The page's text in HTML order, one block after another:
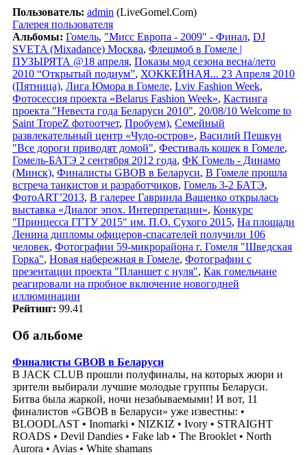
Пользователь: admin (LiveGomel.Com)
Галерея пользователя
Альбомы: Гомель, "Мисс Европа - 2009" - Финал, DJ
SVETA (Mixadance) Москва, Флешмоб в Гомеле |
ПУЗЫРЯТА @18 апреля, Показы мод сезона весна/лето
2010 “Открытый подиум”, ХОККЕЙНАЯ... 23 Апреля 2010
(Пятница), Лига Юмора в Гомеле, Lviv Fashion Week,
Фотосессия проекта «Belarus Fashion Week», Кастинга
проекта "Невеста года Беларуси 2010", 20/08/10 Welcome to
Saint TropeZ фотоотчет, Пробуем), Семейный
развлекательный центр «Чудо-остров», Василий Пешкун
"Все дороги приводят домой", Фестиваль кошек в Гомеле,
Гомель-БАТЭ 2 сентября 2012 года, ФК Гомель - Динамо
(Минск), Финалисты GBOB в Беларуси, В Гомеле прошла
встреча танкистов и разработчиков, Гомель 3-2 БАТЭ,
ФотоART’2013, В галерее Гавриила Ващенко открылась
выставка «Диалог эпох. Интерпретации», Конкурс
"Принцесса ГГТУ 2015" им. П.О. Сухого 2015, На площади
Ленина дипломы офицеров-спасателей получили 106
человек, Фотографии 59-микрорайона г. Гомеля "Шведская
Горка", Новая набережная в Гомеле, Фотографии с
презентации проекта "Планшет с нуля", Как гомельчане
реагировали на пробное включение новогодней
иллюминации
Рейтинг: 99.41
Об альбоме
Финалисты GBOB в Беларуси
В JACK CLUB прошли полуфиналы, на которых жюри и
зрители выбирали лучшие молодые группы Беларуси.
Битва была жаркой, ночи незабываемыми! И вот, 11
финалистов «GBOB в Беларуси» уже известны: •
BLOODLΛST • Inomarki • NIZKIZ • Ivory • STRAIGHT
ROADS • Devil Dandies • Fake lab • The Brooklet • North
Aurora • Avias • White shamans